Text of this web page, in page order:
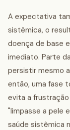
A expectativa
sistêmica, o
doença de base
imediato. Parte
persistir mesmo
então, uma fase
evita a
"limpasse a pele
saúde sistêmica